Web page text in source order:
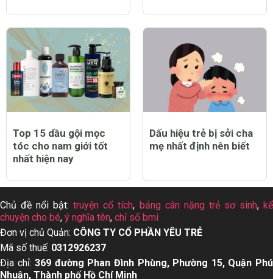
Top 15 dầu gội mọc
tóc cho nam giới tốt
nhất hiện nay
Dấu hiệu trẻ bị sởi cha
mẹ nhất định nên biết
Chủ đề nổi bật:truyện cổ tích, bảng cân nặng trẻ sơ sinh,kể
chuyện cho bé, ý nghĩa tên, chỉ số bmi
Đơn vị chủ Quản: CÔNG TY CỔ PHẦN YÊU TRẺ
Mã số thuế: 0312926237
Địa chỉ:369 đường Phan Đình Phùng, Phường 15, Quận Phú
Nhuận, Thành phố Hồ Chí Minh